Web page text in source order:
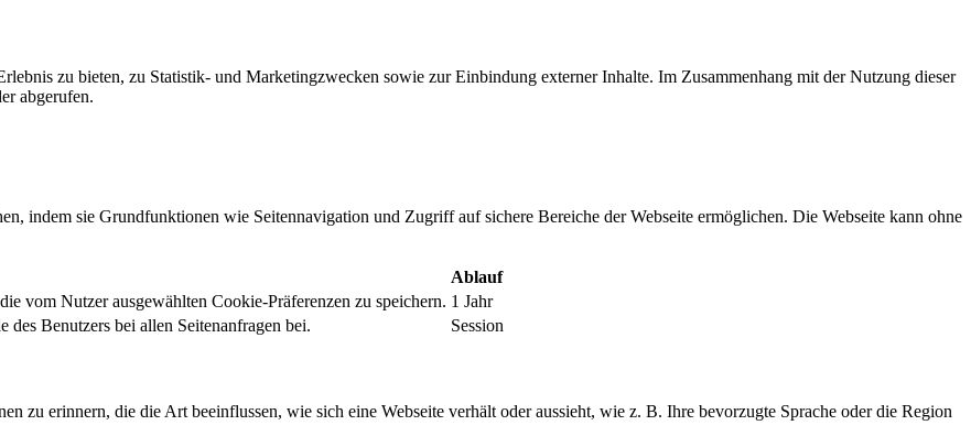
zu bieten, zu Statistik- und Marketingzwecken sowie zur Einbindung externer Inhalte. Im Zusammenhang mit der Nutzung dieser
abgerufen.
indem sie Grundfunktionen wie Seitennavigation und Zugriff auf sichere Bereiche der Webseite ermöglichen. Die Webseite kann ohne
Ablauf
vom Nutzer ausgewählten Cookie-Präferenzen zu speichern. 1 Jahr
des Benutzers bei allen Seitenanfragen bei. Session
zu erinnern, die die Art beeinflussen, wie sich eine Webseite verhält oder aussieht, wie z. B. Ihre bevorzugte Sprache oder die Region